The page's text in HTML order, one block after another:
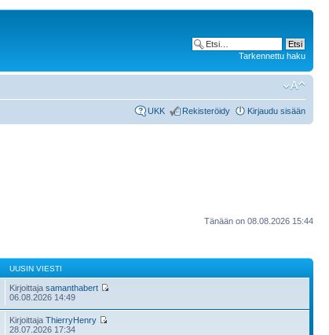
Tarkennettu haku
UKK Rekisteröidy Kirjaudu sisään
Tänään on 08.08.2026 15:44
UUSIN VIESTI
Kirjoittajasamanthabert
06.08.2026 14:49
KirjoittajaThierryHenry
28.07.2026 17:34